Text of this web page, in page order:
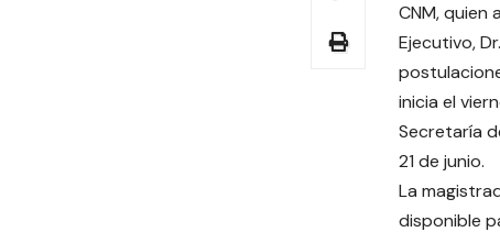
CNM, quien
Ejecutivo,
inicia el
Secretaría
21 de junio.
La
disponible